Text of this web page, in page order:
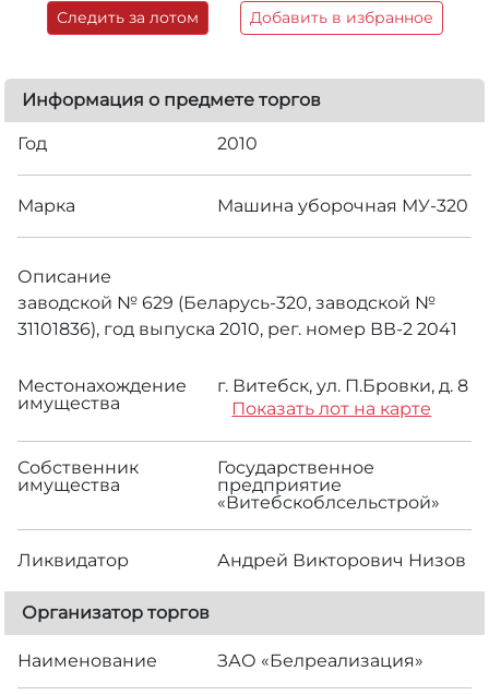
Следить за лотом Добавить в избранное
Информация о предмете торгов
Год 2010
Марка Машина уборочная МУ-320
Описание
заводской № 629 (Беларусь-320, заводской №
31101836), год выпуска 2010, рег. номер ВВ-2 2041
Местонахождение
имущества
г. Витебск, ул. П.Бровки, д. 8
Показать лот на карте
Собственник
имущества
Государственное
предприятие
«Витебскоблсельстрой»
Ликвидатор Андрей Викторович Низов
Организатор торгов
Наименование ЗАО «Белреализация»